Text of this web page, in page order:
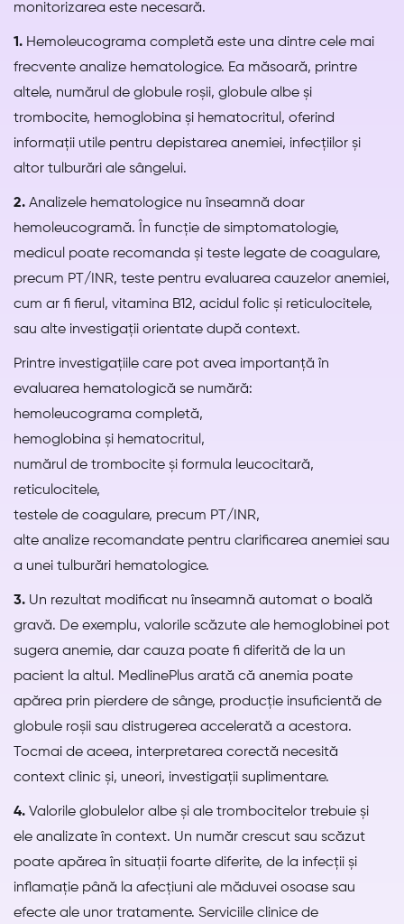
monitorizarea este necesară.
1. Hemoleucograma completă este una dintre cele mai
frecvente analize hematologice. Ea măsoară, printre
altele, numărul de globule roșii, globule albe și
trombocite, hemoglobina și hematocritul, oferind
informații utile pentru depistarea anemiei, infecțiilor și
altor tulburări ale sângelui.
2. Analizele hematologice nu înseamnă doar
hemoleucogramă. În funcție de simptomatologie,
medicul poate recomanda și teste legate de coagulare,
precum PT/INR, teste pentru evaluarea cauzelor anemiei,
cum ar fi fierul, vitamina B12, acidul folic și reticulocitele,
sau alte investigații orientate după context.
Printre investigațiile care pot avea importanță în
evaluarea hematologică se numără:
hemoleucograma completă,
hemoglobina și hematocritul,
numărul de trombocite și formula leucocitară,
reticulocitele,
testele de coagulare, precum PT/INR,
alte analize recomandate pentru clarificarea anemiei sau
a unei tulburări hematologice.
3. Un rezultat modificat nu înseamnă automat o boală
gravă. De exemplu, valorile scăzute ale hemoglobinei pot
sugera anemie, dar cauza poate fi diferită de la un
pacient la altul. MedlinePlus arată că anemia poate
apărea prin pierdere de sânge, producție insuficientă de
globule roșii sau distrugerea accelerată a acestora.
Tocmai de aceea, interpretarea corectă necesită
context clinic și, uneori, investigații suplimentare.
4. Valorile globulelor albe și ale trombocitelor trebuie și
ele analizate în context. Un număr crescut sau scăzut
poate apărea în situații foarte diferite, de la infecții și
inflamație până la afecțiuni ale măduvei osoase sau
efecte ale unor tratamente. Serviciile clinice de